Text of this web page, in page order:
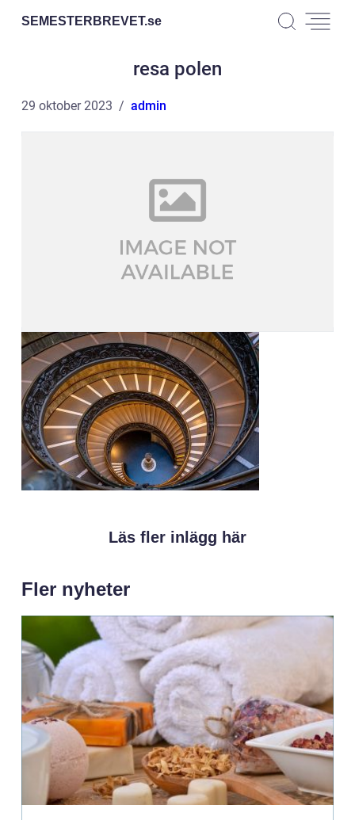
SEMESTERBREVET.se
resa polen
29 oktober 2023 admin
Läs fler inlägg här
Fler nyheter